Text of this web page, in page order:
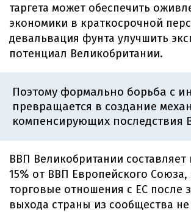
таргета может обеспечить
экономики в краткосрочной
девальвация фунта улучшить
потенциал Великобритании.
Поэтому формально борьба с
превращается в создание
компенсирующих последствия
ВВП Великобритании
15% от ВВП Европейского Союза,
торговые отношения с ЕС после
выхода страны из сообщества